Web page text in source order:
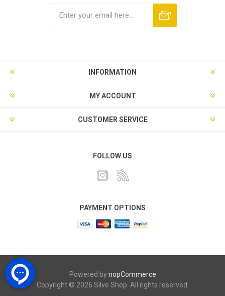
INFORMATION
MY ACCOUNT
CUSTOMER SERVICE
FOLLOW US
PAYMENT OPTIONS
Powered bynopCommerce
Copyright © 2026 Silve Shop. All rights reserved.